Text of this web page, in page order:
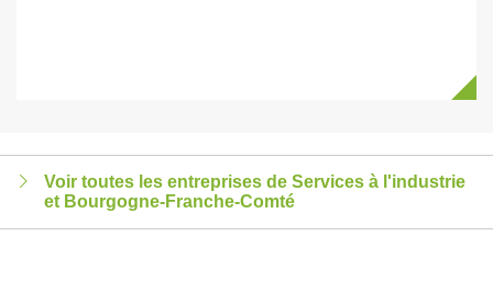
Voir toutes les entreprises de Services à l'industrie
et Bourgogne-Franche-Comté